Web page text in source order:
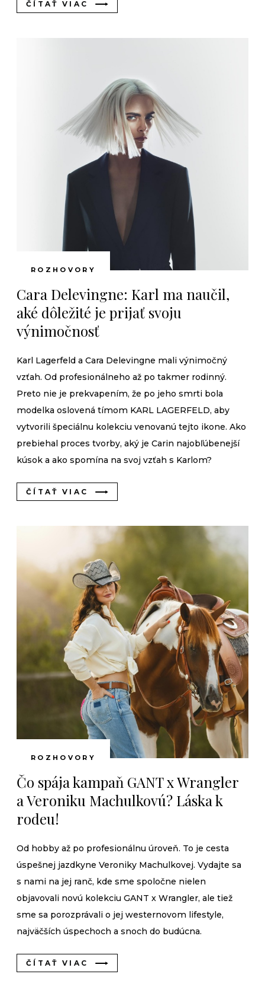
ČÍTAŤ VIAC
ROZHOVORY
Cara Delevingne: Karl ma naučil,
aké dôležité je prijať svoju
výnimočnosť
Karl Lagerfeld a Cara Delevingne mali výnimočný
vzťah. Od profesionálneho až po takmer rodinný.
Preto nie je prekvapením, že po jeho smrti bola
modelka oslovená tímom KARL LAGERFELD, aby
vytvorili špeciálnu kolekciu venovanú tejto ikone. Ako
prebiehal proces tvorby, aký je Carin najobľúbenejší
kúsok a ako spomína na svoj vzťah s Karlom?
ČÍTAŤ VIAC
ROZHOVORY
Čo spája kampaň GANT x Wrangler
a Veroniku Machulkovú? Láska k
rodeu!
Od hobby až po profesionálnu úroveň. To je cesta
úspešnej jazdkyne Veroniky Machulkovej. Vydajte sa
s nami na jej ranč, kde sme spoločne nielen
objavovali novú kolekciu GANT x Wrangler, ale tiež
sme sa porozprávali o jej westernovom lifestyle,
najväčších úspechoch a snoch do budúcna.
ČÍTAŤ VIAC